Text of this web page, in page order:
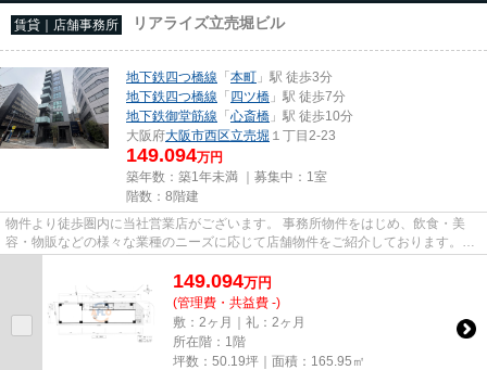
賃貸｜店舗事務所 リアライズ立売堀ビル
地下鉄四つ橋線 「本町 」駅 徒歩3分
地下鉄四つ橋線 「四ツ橋 」駅 徒歩7分
地下鉄御堂筋線 「心斎橋 」駅 徒歩10分
大阪府大阪市西区立売堀 １丁目2-23
149.094万円
築年数：築1年未満 ｜募集中： 1室
階数：8階建
物件より徒歩圏内に当社営業店がございます。 事務所物件をはじめ、飲食・美
容・物販などの様々な業種のニーズに応じて店舗物件をご紹介しております。
尚、弊社ではおとり広告は一切...
149.094万円
(管理費・共益費 -)
敷：2ヶ月｜礼：2ヶ月
所在階：1階
坪数：50.19坪｜面積：165.95㎡